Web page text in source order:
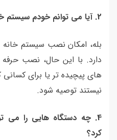
2
. آیا می توانم خودم
بله، امکان نصب سیستم
دارد. با این حال، نصب
های پیچیده تر یا برای کسانی
نیستند توصیه شود.
4
.چه دستگاه هایی را می
کرد؟